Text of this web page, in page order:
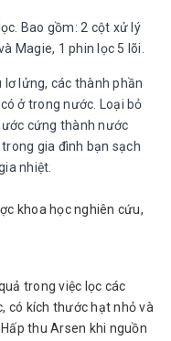
Bao gồm: 2 cột xử lý
Magie, 1 phin lọc 5 lõi.
lơ lửng, các thành phần
ở trong nước. Loại bỏ
cứng thành nước
gia đình bạn sạch
nhiệt.
khoa học nghiên cứu,
trong việc lọc các
có kích thước hạt nhỏ và
thu Arsen khi nguồn